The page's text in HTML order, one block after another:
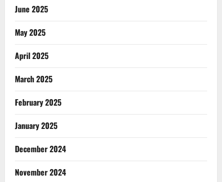
June 2025
May 2025
April 2025
March 2025
February 2025
January 2025
December 2024
November 2024